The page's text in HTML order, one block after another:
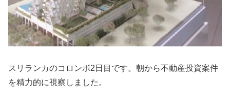
スリランカのコロンボ2日目です。朝から不動産投資案件
を精力的に視察しました。